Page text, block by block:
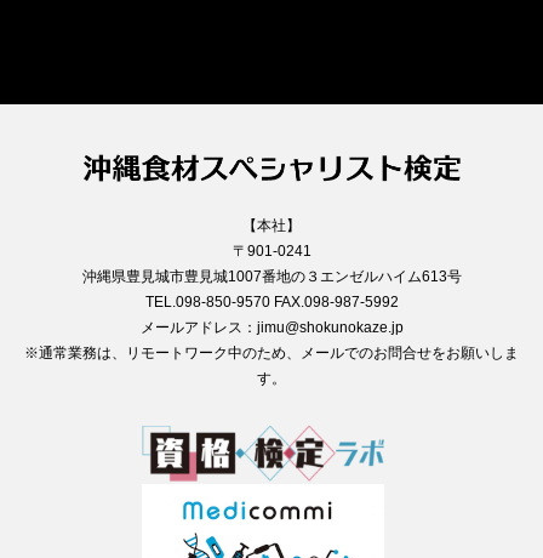
【本社】
〒901-0241
沖縄県豊見城市豊見城1007番地の３エンゼルハイム613号
TEL.098-850-9570 FAX.098-987-5992
メールアドレス：jimu@shokunokaze.jp
※通常業務は、リモートワーク中のため、メールでのお問合せをお願いしま
す。